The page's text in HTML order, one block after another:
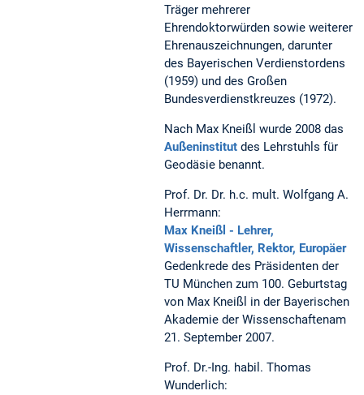
Träger mehrerer
Ehrendoktorwürden sowie weiterer
Ehrenauszeichnungen, darunter
des Bayerischen Verdienstordens
(1959) und des Großen
Bundesverdienstkreuzes (1972).
Nach Max Kneißl wurde 2008 das
Außeninstitut des Lehrstuhls für
Geodäsie benannt.
Prof. Dr. Dr. h.c. mult. Wolfgang A.
Herrmann:
Max Kneißl - Lehrer,
Wissenschaftler, Rektor, Europäer
Gedenkrede des Präsidenten der
TU München zum 100. Geburtstag
von Max Kneißl in der Bayerischen
Akademie der Wissenschaftenam
21. September 2007.
Prof. Dr.-Ing. habil. Thomas
Wunderlich: